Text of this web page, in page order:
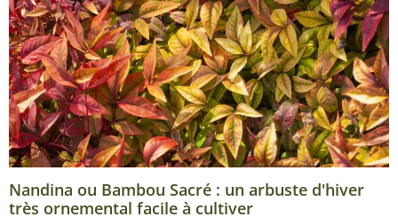
Nandina ou Bambou Sacré : un arbuste d'hiver
très ornemental facile à cultiver